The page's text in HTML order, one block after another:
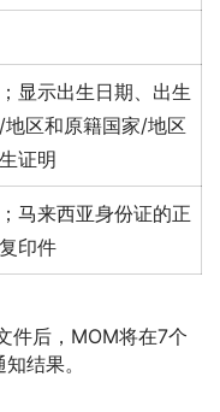
显示出生日期、出生
地区和原籍国家/地区
证明
马来西亚身份证的正
印件
件后，MOM将在7个
结果。